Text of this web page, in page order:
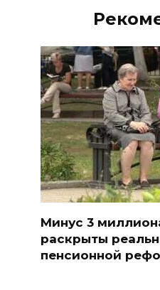
Минус 3
раскрыты
пенсионной